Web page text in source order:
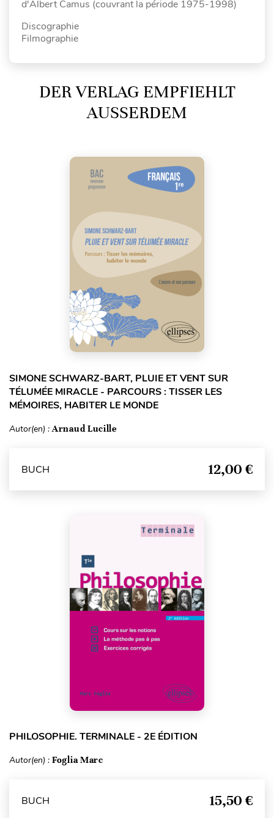
d'Albert Camus (couvrant la période 1975-1998)
Discographie
Filmographie
DER VERLAG EMPFIEHLT
AUSSERDEM
SIMONE SCHWARZ-BART, PLUIE ET VENT SUR
TÉLUMÉE MIRACLE - PARCOURS : TISSER LES
MÉMOIRES, HABITER LE MONDE
Autor(en) :Arnaud Lucille
BUCH 12,00 €
PHILOSOPHIE. TERMINALE - 2E ÉDITION
Autor(en) : Foglia Marc
BUCH 15,50 €